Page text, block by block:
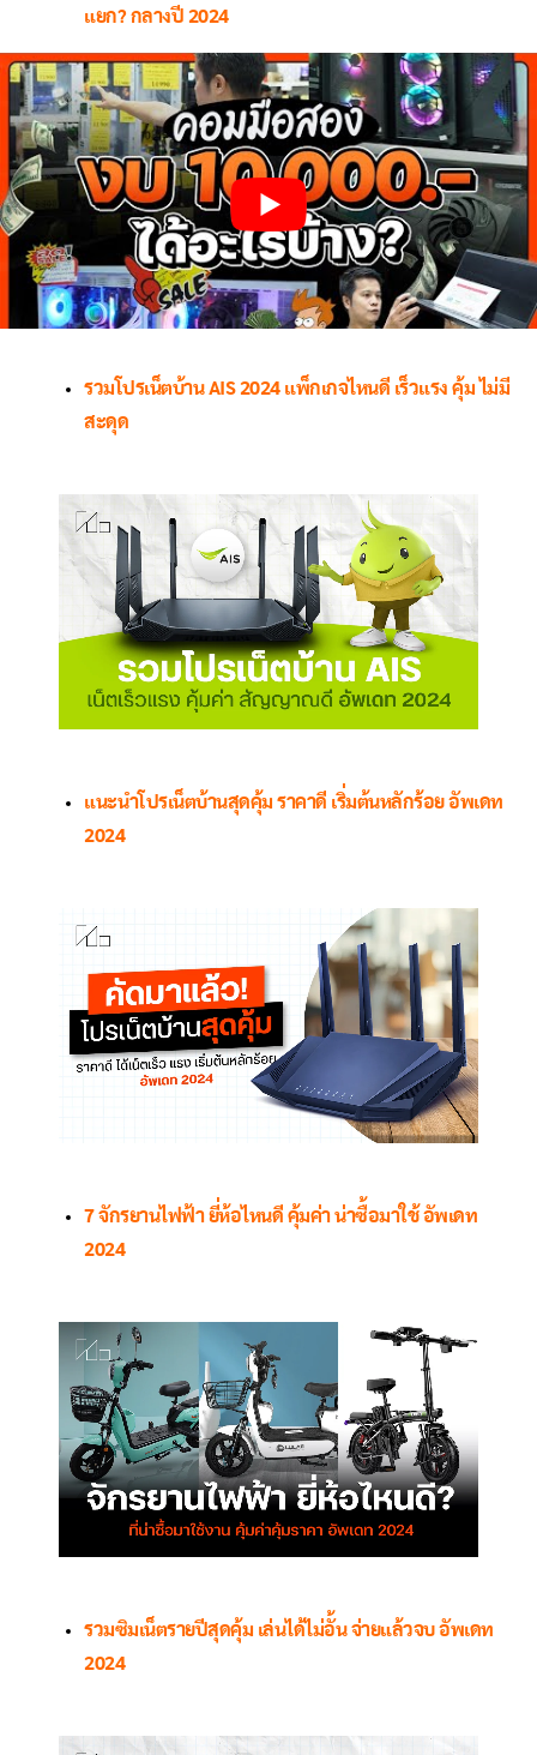
แยก? กลางปี 2024
รวมโปรเน็ตบ้าน AIS 2024 แพ็กเกจไหนดี เร็วแรง คุ้ม ไม่มี
สะดุด
แนะนำโปรเน็ตบ้านสุดคุ้ม ราคาดี เริ่มต้นหลักร้อย อัพเดท
2024
7 จักรยานไฟฟ้า ยี่ห้อไหนดี คุ้มค่า น่าซื้อมาใช้ อัพเดท
2024
รวมซิมเน็ตรายปีสุดคุ้ม เล่นได้ไม่อั้น จ่ายแล้วจบ อัพเดท
2024